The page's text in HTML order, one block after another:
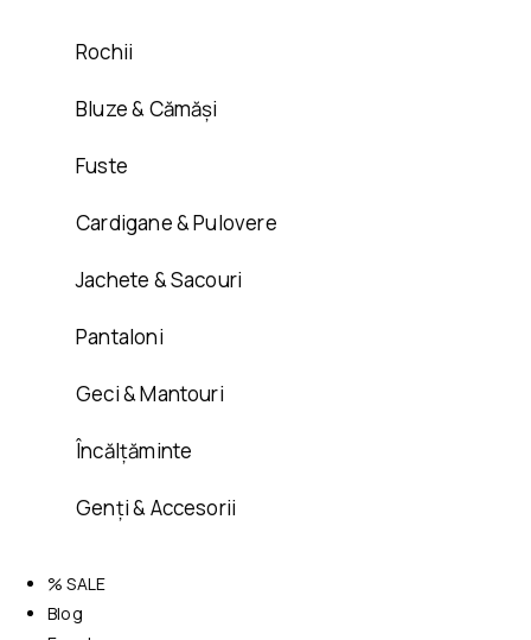
Rochii
Bluze & Cămăși
Fuste
Cardigane & Pulovere
Jachete & Sacouri
Pantaloni
Geci & Mantouri
Încălțăminte
Genți & Accesorii
% SALE
Blog